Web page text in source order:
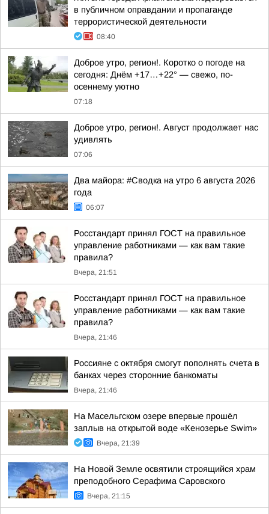
в публичном оправдании и пропаганде
террористической деятельности
08:40
Доброе утро, регион!. Коротко о погоде на
сегодня: Днём +17…+22° — свежо, по-
осеннему уютно
07:18
Доброе утро, регион!. Август продолжает нас
удивлять
07:06
Два майора: #Сводка на утро 6 августа 2026
года
06:07
Росстандарт принял ГОСТ на правильное
управление работниками — как вам такие
правила?
Вчера, 21:51
Росстандарт принял ГОСТ на правильное
управление работниками — как вам такие
правила?
Вчера, 21:46
Россияне с октября смогут пополнять счета в
банках через сторонние банкоматы
Вчера, 21:46
На Масельгском озере впервые прошёл
заплыв на открытой воде «Кенозерье Swim»
Вчера, 21:39
На Новой Земле освятили строящийся храм
преподобного Серафима Саровского
Вчера, 21:15